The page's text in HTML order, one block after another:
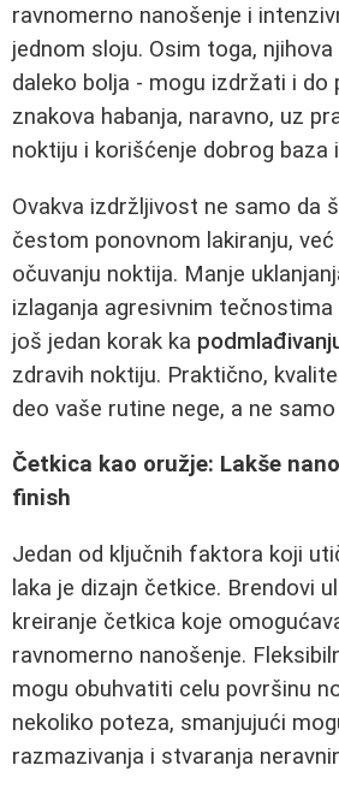
ravnomerno nanošenje i
jednom sloju. Osim toga,
daleko bolja - mogu izdržati i do
znakova habanja, naravno, uz
noktiju i korišćenje dobrog baza
Ovakva izdržljivost ne samo da
čestom ponovnom lakiranju,
očuvanju noktija. Manje
izlaganja agresivnim
još jedan korak ka
zdravih noktiju. Praktično,
deo vaše rutine nege, a ne
Četkica kao oružje: Lakše
finish
Jedan od ključnih faktora koji
laka je dizajn četkice. Brendovi
kreiranje četkica koje
ravnomerno nanošenje.
mogu obuhvatiti celu površinu
nekoliko poteza, smanjujući
razmazivanja i stvaranja